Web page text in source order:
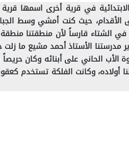
في قرية أخرى اسمها
الأقدام، حيث كنت أمشي وسط
في الشتاء قارساً لأن منطقتنا
الأستاذ أحمد مشيع ما زلت
الحاني على أبنائه وكان حريصاً
أولاده، وكانت الفلكة تستخدم